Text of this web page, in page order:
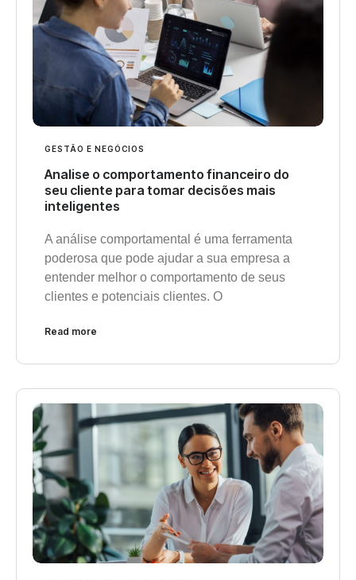
GESTÃO E NEGÓCIOS
Analise o comportamento financeiro do
seu cliente para tomar decisões mais
inteligentes
A análise comportamental é uma ferramenta
poderosa que pode ajudar a sua empresa a
entender melhor o comportamento de seus
clientes e potenciais clientes. O
Read more